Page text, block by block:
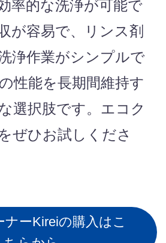
率的な洗浄が可能で
が容易で、リンス剤
浄作業がシンプルで
性能を長期間維持す
選択肢です。エコク
ぜひお試しくださ
ーKireiの購入はこ